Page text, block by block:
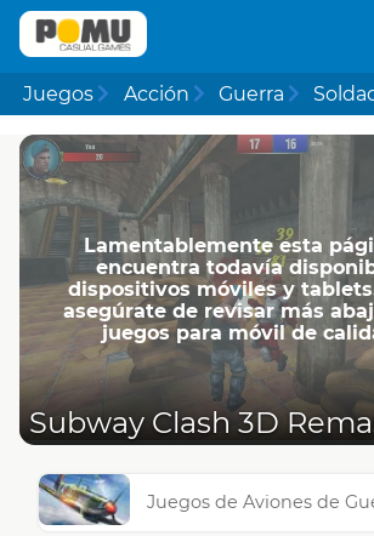
Juegos Acción Guerra
Lamentablemente esta
encuentra todavía
dispositivos móviles y
asegúrate de revisar más
juegos para móvil de
Juegos de Aviones de